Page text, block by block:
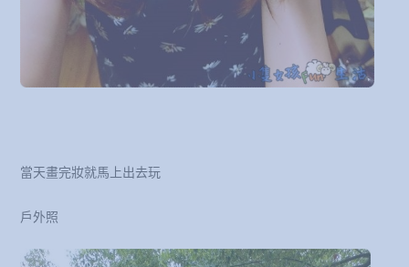
當天畫完妝就馬上出去玩
戶外照